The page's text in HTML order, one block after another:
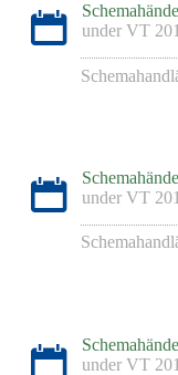
under VT
under VT
under VT